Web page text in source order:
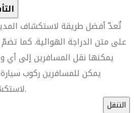
تُعدّ أفضل طريقة لاستكشاف
على متن الدراجة الهوائية. كما
يمكنها نقل المسافرين إلى أي
يمكن للمسافرين ركوب
لاستكشاف المنطقة على سجيّتهم.
التنقل